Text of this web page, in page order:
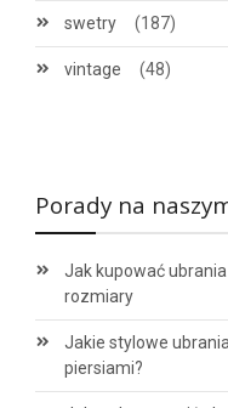
swetry (187)
vintage (48)
Porady na
Jak kupować
rozmiary
Jakie stylowe
piersiami?